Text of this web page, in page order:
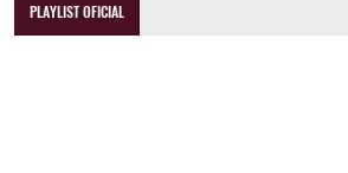
PLAYLIST OFICIAL